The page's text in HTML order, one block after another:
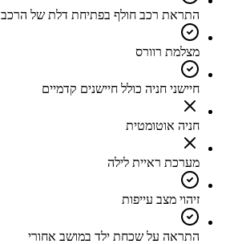
התראת רכב חולף בפתיחת דלת של הרכב
מצלמת רוורס
חיישני חניה כולל חיישנים קדמיים
חניה אוטומטית
מערכת ראיית לילה
זיהוי מצב עייפות
התראה על שכחת ילד במושב אחורי